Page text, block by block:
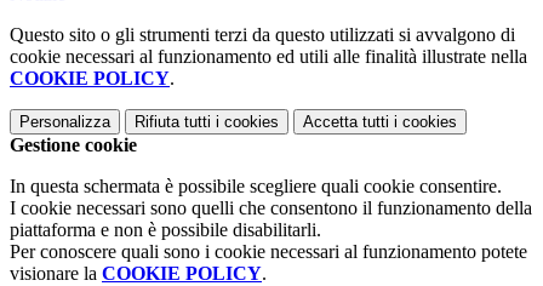
Questo sito o gli strumenti terzi da questo utilizzati si avvalgono di
cookie necessari al funzionamento ed utili alle finalità illustrate nella
COOKIE POLICY.
Personalizza Rifiuta tutti i cookies Accetta tutti i cookies
Gestione cookie
In questa schermata è possibile scegliere quali cookie consentire.
I cookie necessari sono quelli che consentono il funzionamento della
piattaforma e non è possibile disabilitarli.
Per conoscere quali sono i cookie necessari al funzionamento potete
visionare la COOKIE POLICY.